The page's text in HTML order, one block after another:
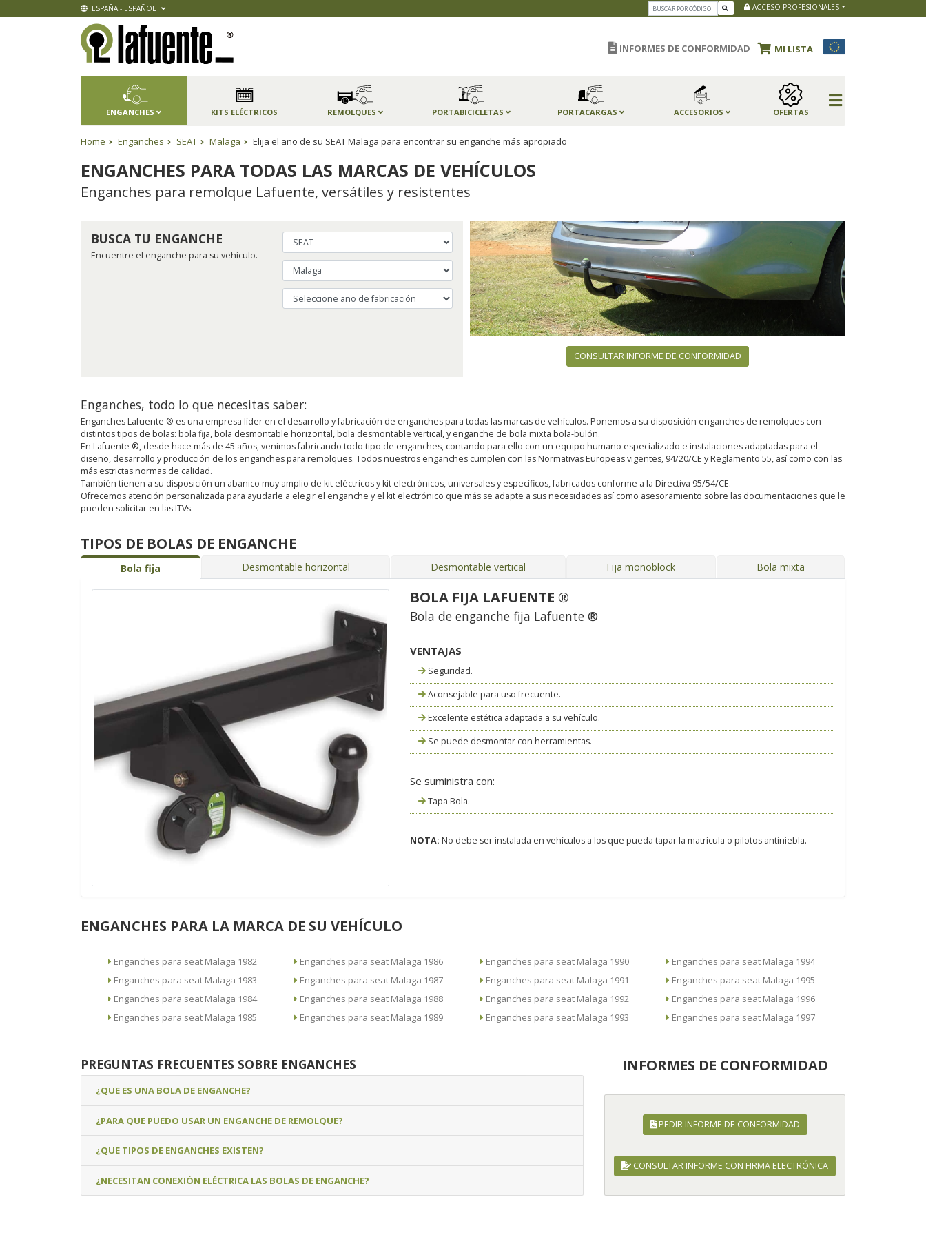
ESPAÑA - ESPAÑOL ACCESO PROFESIONALES
INFORMES DE CONFORMIDAD MI LISTA
ENGANCHES KITS ELÉCTRICOS REMOLQUES PORTABICICLETAS PORTACARGAS ACCESORIOS OFERTAS
Home Enganches SEAT Malaga Elija el año de su SEAT Malaga para encontrar su enganche más apropiado
ENGANCHES PARA TODAS LAS MARCAS DE VEHÍCULOS
Enganches para remolque Lafuente, versátiles y resistentes
BUSCA TU ENGANCHE
Encuentre el enganche para su vehículo.
CONSULTAR INFORME DE CONFORMIDAD
Enganches, todo lo que necesitas saber:
Enganches Lafuente ® es una empresa líder en el desarrollo y fabricación de enganches para todas las marcas de vehículos. Ponemos a su disposición enganches de remolques con
distintos tipos de bolas: bola fija, bola desmontable horizontal, bola desmontable vertical, y enganche de bola mixta bola-bulón.
En Lafuente ®, desde hace más de 45 años, venimos fabricando todo tipo de enganches, contando para ello con un equipo humano especializado e instalaciones adaptadas para el
diseño, desarrollo y producción de los enganches para remolques. Todos nuestros enganches cumplen con las Normativas Europeas vigentes, 94/20/CE y Reglamento 55, así como con las
más estrictas normas de calidad.
También tienen a su disposición un abanico muy amplio de kit eléctricos y kit electrónicos, universales y específicos, fabricados conforme a la Directiva 95/54/CE.
Ofrecemos atención personalizada para ayudarle a elegir el enganche y el kit electrónico que más se adapte a sus necesidades así como asesoramiento sobre las documentaciones que le
pueden solicitar en las ITVs.
TIPOS DE BOLAS DE ENGANCHE
Bola fija Desmontable horizontal Desmontable vertical Fija monoblock Bola mixta
BOLA FIJA LAFUENTE ®
Bola de enganche fija Lafuente ®
VENTAJAS
Seguridad.
Aconsejable para uso frecuente.
Excelente estética adaptada a su vehículo.
Se puede desmontar con herramientas.
Se suministra con:
Tapa Bola.
NOTA: No debe ser instalada en vehículos a los que pueda tapar la matrícula o pilotos antiniebla.
ENGANCHES PARA LA MARCA DE SU VEHÍCULO
Enganches para seat Malaga 1982
Enganches para seat Malaga 1983
Enganches para seat Malaga 1984
Enganches para seat Malaga 1985
Enganches para seat Malaga 1986
Enganches para seat Malaga 1987
Enganches para seat Malaga 1988
Enganches para seat Malaga 1989
Enganches para seat Malaga 1990
Enganches para seat Malaga 1991
Enganches para seat Malaga 1992
Enganches para seat Malaga 1993
Enganches para seat Malaga 1994
Enganches para seat Malaga 1995
Enganches para seat Malaga 1996
Enganches para seat Malaga 1997
PREGUNTAS FRECUENTES SOBRE ENGANCHES
¿QUE ES UNA BOLA DE ENGANCHE?
¿PARA QUE PUEDO USAR UN ENGANCHE DE REMOLQUE?
¿QUE TIPOS DE ENGANCHES EXISTEN?
¿NECESITAN CONEXIÓN ELÉCTRICA LAS BOLAS DE ENGANCHE?
INFORMES DE CONFORMIDAD
PEDIR INFORME DE CONFORMIDAD
CONSULTAR INFORME CON FIRMA ELECTRÓNICA